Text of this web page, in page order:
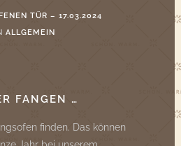
TÜR – 17.03.2024
ALLGEMEIN
FANGEN …
finden. Das können